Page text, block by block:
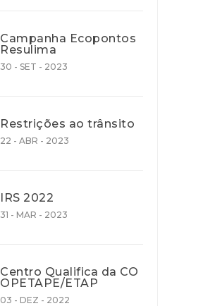
Campanha Ecopontos
Resulima
30 - SET - 2023
Restrições ao trânsito
22 - ABR - 2023
IRS 2022
31 - MAR - 2023
Centro Qualifica da CO
OPETAPE/ETAP
03 - DEZ - 2022